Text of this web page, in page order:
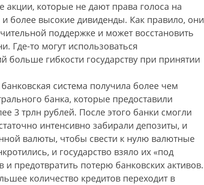
акции, которые не дают права голоса на
более высокие дивиденды. Как правило, они
поддержке и может восстановить
Где-то могут использоваться
гибкости государству при принятии
система получила более чем
банка, которые предоставили
3 трлн рублей. После этого банки смогли
интенсивно забирали депозиты, и
валюты, чтобы свести к нулю валютные
и государство взяло их «под
предотвратить потерю банковских активов.
количество кредитов переходит в